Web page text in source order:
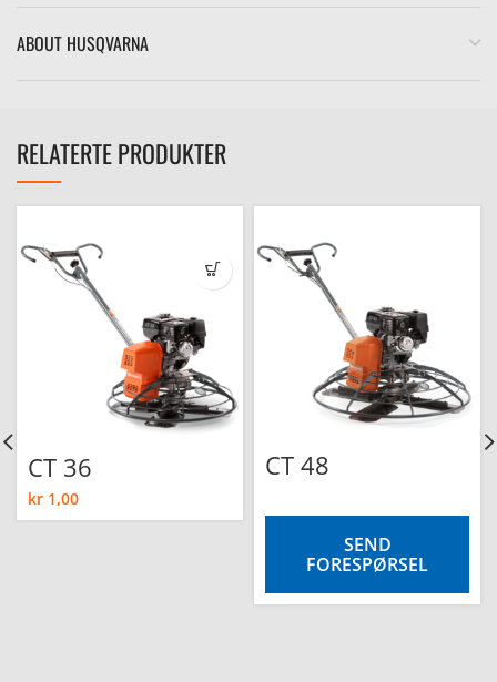
ABOUT HUSQVARNA
RELATERTE PRODUKTER
CT 36
kr 1,00
CT 48
SEND
FORESPØRSEL